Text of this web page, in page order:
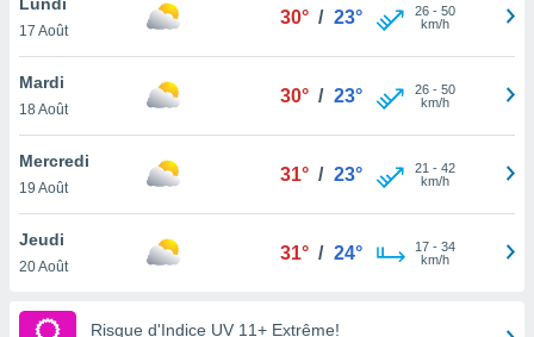
que
et que
17 Août
30° / 23° 26- 50
km/h
Mardi
18 Août
30° / 23° 26- 50
km/h
Mercredi
19 Août
31° / 23° 21 - 42
km/h
Jeudi
20 Août
31° / 24° 17- 34
km/h
Risque d'Indice UV 11+ Extrême!